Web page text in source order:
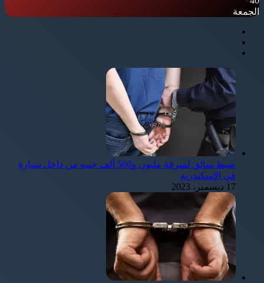
الجمعة
ضبط سائق لسرقة مليون و500 ألف جنيه من داخل سيارة
في الإسكندرية
17 ديسمبر، 2023